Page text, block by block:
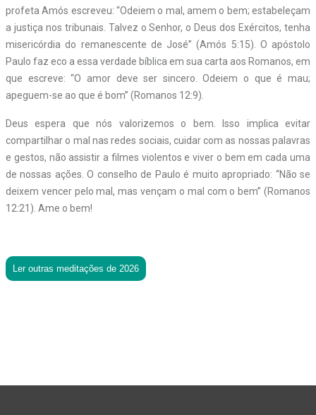
profeta Amós escreveu: “Odeiem o mal, amem o bem; estabeleçam
a justiça nos tribunais. Talvez o Senhor, o Deus dos Exércitos, tenha
misericórdia do remanescente de José” (Amós 5:15). O apóstolo
Paulo faz eco a essa verdade bíblica em sua carta aos Romanos, em
que escreve: “O amor deve ser sincero. Odeiem o que é mau;
apeguem-se ao que é bom” (Romanos 12:9).
Deus espera que nós valorizemos o bem. Isso implica evitar
compartilhar o mal nas redes sociais, cuidar com as nossas palavras
e gestos, não assistir a filmes violentos e viver o bem em cada uma
de nossas ações. O conselho de Paulo é muito apropriado: “Não se
deixem vencer pelo mal, mas vençam o mal com o bem” (Romanos
12:21). Ame o bem!
Ler outras meditações de 2026